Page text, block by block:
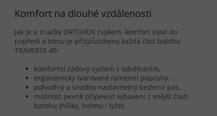
Komfort na dlouhé vzdálenosti
Jak je u značky ORTOVOX zvykem, komfort staví do
popředí a tomu je přizpůsobena každá část batohu
TRAVERSE 40:
komfortní zádový systém s odvětráním,
ergonomicky tvarované ramenní popruhy,
pohodlný a snadno nastavitelný bederní pás,
možnost pevně připevnit vybavení z vnější části
batohu (hůlky, helmu i lyže).